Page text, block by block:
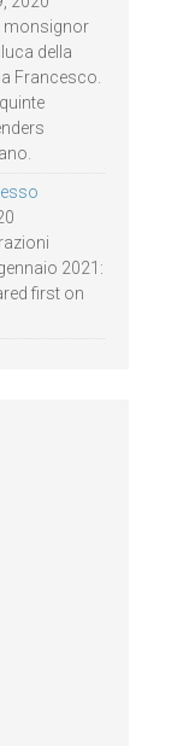
monsignor
della
Francesco.
2021:
first on